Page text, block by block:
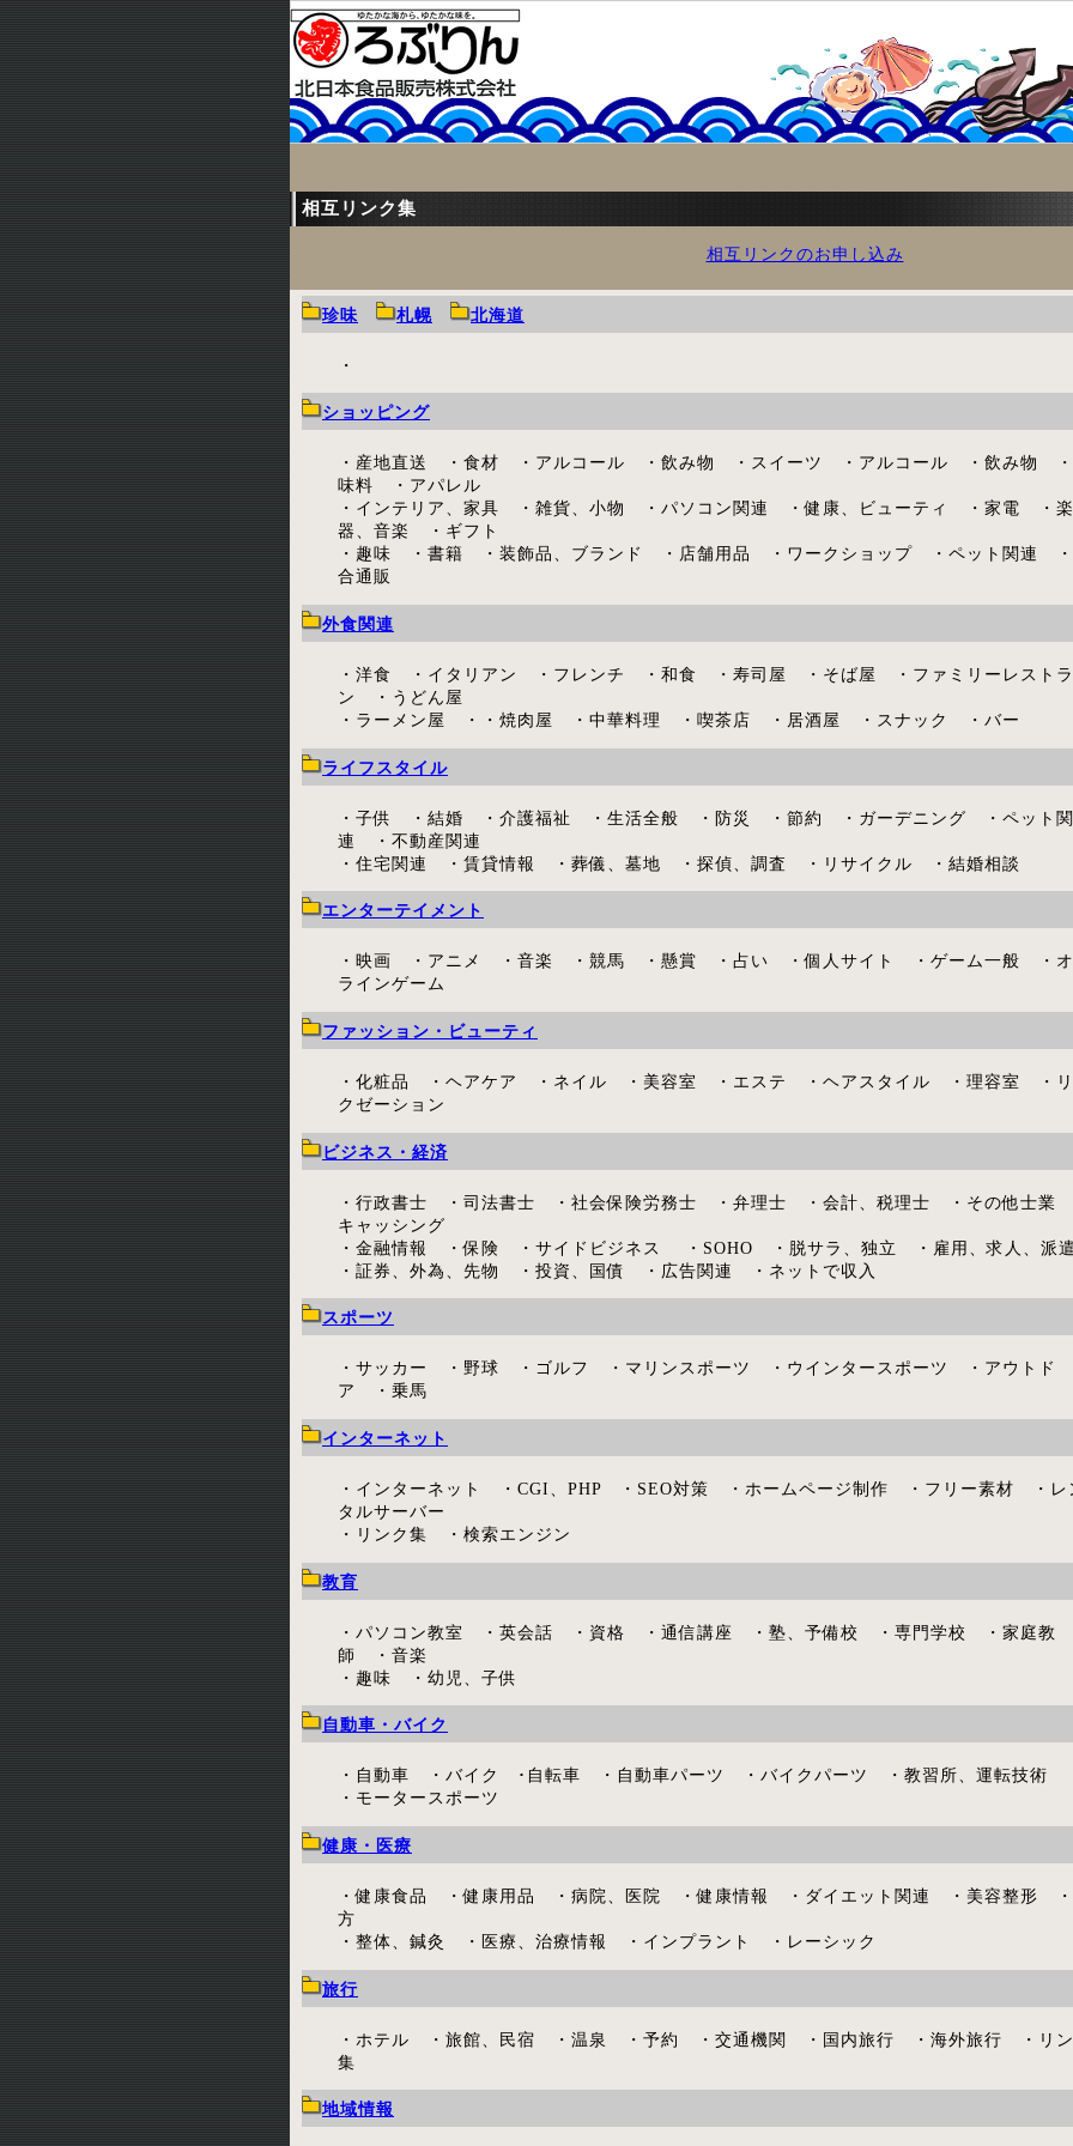
相互リンク集
相互リンクのお申し込み
珍味 札幌 北海道
・
ショッピング
・産地直送 ・食材 ・アルコール ・飲み物 ・スイーツ ・アルコール ・飲み物 ・
味料 ・アパレル
・インテリア、家具 ・雑貨、小物 ・パソコン関連 ・健康、ビューティ ・家電 ・楽
器、音楽 ・ギフト
・趣味 ・書籍 ・装飾品、ブランド ・店舗用品 ・ワークショップ ・ペット関連
合通販
外食関連
・洋食 ・イタリアン ・フレンチ ・和食 ・寿司屋 ・そば屋 ・ファミリーレストラ
ン ・うどん屋
・ラーメン屋 ・・焼肉屋 ・中華料理 ・喫茶店 ・居酒屋 ・スナック ・バー
ライフスタイル
・子供 ・結婚 ・介護福祉 ・生活全般 ・防災 ・節約 ・ガーデニング ・ペット関
連 ・不動産関連
・住宅関連 ・賃貸情報 ・葬儀、墓地 ・探偵、調査 ・リサイクル ・結婚相談
エンターテイメント
・映画 ・アニメ ・音楽 ・競馬 ・懸賞 ・占い ・個人サイト ・ゲーム一般 ・オ
ラインゲーム
ファッション・ビューティ
・化粧品 ・ヘアケア ・ネイル ・美容室 ・エステ ・ヘアスタイル ・理容室 ・リ
クゼーション
ビジネス・経済
・行政書士 ・司法書士 ・社会保険労務士 ・弁理士 ・会計、税理士 ・その他士業
キャッシング
・金融情報 ・保険 ・サイドビジネス ・SOHO ・脱サラ、独立 ・雇用、求人、派遣
・証券、外為、先物 ・投資、国債 ・広告関連 ・ネットで収入
スポーツ
・サッカー ・野球 ・ゴルフ ・マリンスポーツ ・ウインタースポーツ ・アウトド
ア ・乗馬
インターネット
・インターネット ・CGI、PHP ・SEO対策 ・ホームページ制作 ・フリー素材 ・レ
タルサーバー
・リンク集 ・検索エンジン
教育
・パソコン教室 ・英会話 ・資格 ・通信講座 ・塾、予備校 ・専門学校 ・家庭教
師 ・音楽
・趣味 ・幼児、子供
自動車・バイク
・自動車 ・バイク ･自転車 ・自動車パーツ ・バイクパーツ ・教習所、運転技術
・モータースポーツ
健康・医療
・健康食品 ・健康用品 ・病院、医院 ・健康情報 ・ダイエット関連 ・美容整形 ・
方
・整体、鍼灸 ・医療、治療情報 ・インプラント ・レーシック
旅行
・ホテル ・旅館、民宿 ・温泉 ・予約 ・交通機関 ・国内旅行 ・海外旅行 ・リン
集
地域情報